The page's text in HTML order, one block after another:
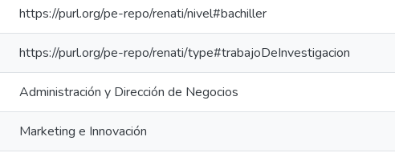
https://purl.org/pe-repo/renati/nivel#bachiller
https://purl.org/pe-repo/renati/type#trabajoDeInvestigacion
Administración y Dirección de Negocios
Marketing e Innovación